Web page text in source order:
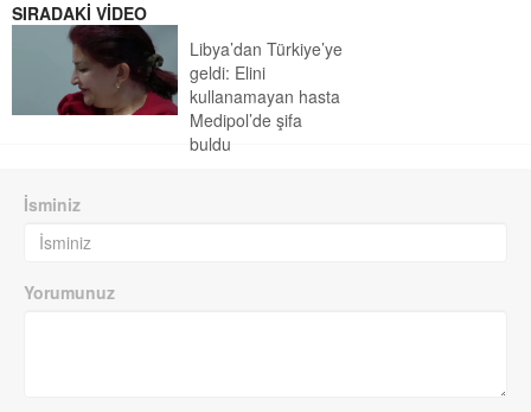
SIRADAKİ VİDEO
Libya’dan Türkiye’ye
geldi: Elini
kullanamayan hasta
Medipol’de şifa
buldu
İsminiz
Yorumunuz